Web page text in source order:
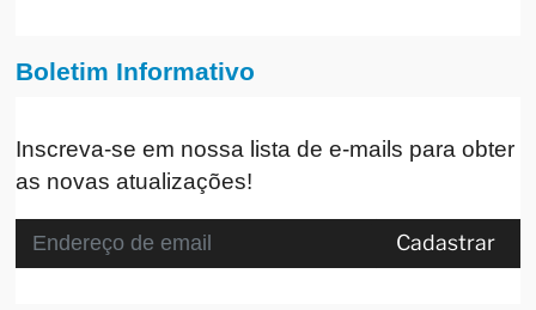
Boletim Informativo
Inscreva-se em nossa lista de e-mails para obter
as novas atualizações!
Cadastrar